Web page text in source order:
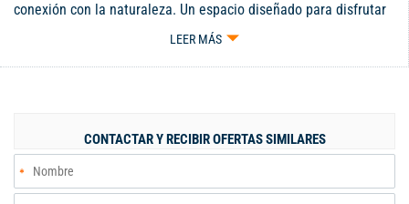
conexión con la naturaleza. Un espacio diseñado para disfrutar
momentos inolvidables en familia y con amigos, rodeado de
Condominio – Pance • Área de lote: 1.000 Mts² • Área
Vestier • Estar de televisión • Amplio balcón • Sala de teatro •
Gimnasio • Quiosco social • Hermoso lago • Piscina • Amplios
jardines y zonas verdes Un hogar ideal para vivir rodeado de
naturaleza, confort y exclusividad. Nota: Se recibe propiedad de
LEER MÁS
CONTACTAR Y RECIBIR OFERTAS SIMILARES